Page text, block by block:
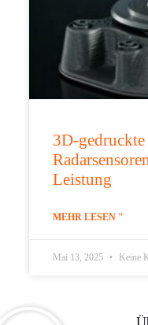
3D-
Leistung
MEHR LESEN "
Mai 13, 2025 Keine